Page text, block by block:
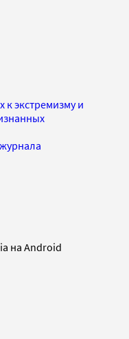
к экстремизму и
на Android